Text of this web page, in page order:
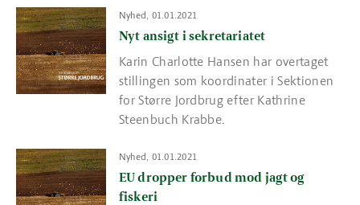
Nyhed, 01.01.2021
Nyt ansigt i sekretariatet
Karin Charlotte Hansen har overtaget
stillingen som koordinater i Sektionen
for Større Jordbrug efter Kathrine
Steenbuch Krabbe.
Read more about Nyt ansigt i sekretariatet
Nyhed, 01.01.2021
EU dropper forbud mod jagt og
fiskeri
Read more about EU dropper forbud mod jagt og fiskeri